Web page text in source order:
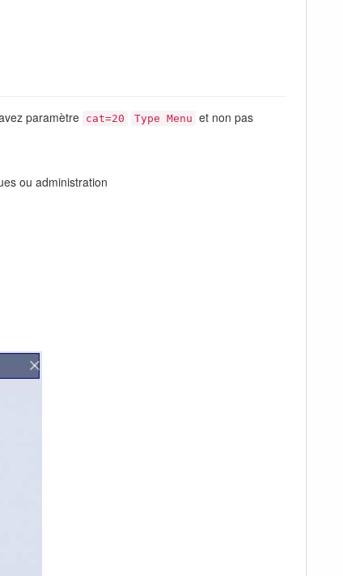
paramètre cat=20 Type Menu et non pas
ou administration